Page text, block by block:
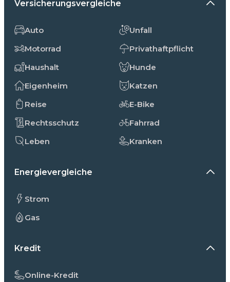
Versicherungsvergleiche
Auto
Motorrad
Haushalt
Eigenheim
Reise
Rechtsschutz
Leben
Unfall
Privathaftpflicht
Hunde
Katzen
E-Bike
Fahrrad
Kranken
Energievergleiche
Strom
Gas
Kredit
Online-Kredit